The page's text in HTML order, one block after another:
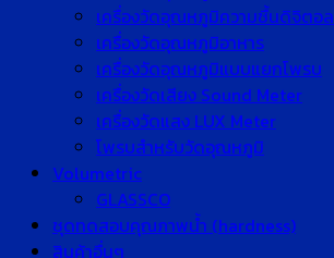
เครื่องวัดอุณหภูมิความชื้นดิจิตอล
เครื่องวัดอุณหภูมิอาหาร
เครื่องวัดอุณหภูมิแบบแยกโพรบ
เครื่องวัดเสียง Sound Meter
เครื่องวัดแสง LUX Meter
โพรบสำหรับวัดอุณหภูมิ
Volumetric
GLASSCO
ชุดทดสอบคุณภาพน้ำ (hardness)
สินค้าอื่นๆ